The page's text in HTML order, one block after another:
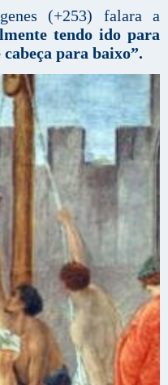
(+253) falara a
tendo ido para
para baixo”.